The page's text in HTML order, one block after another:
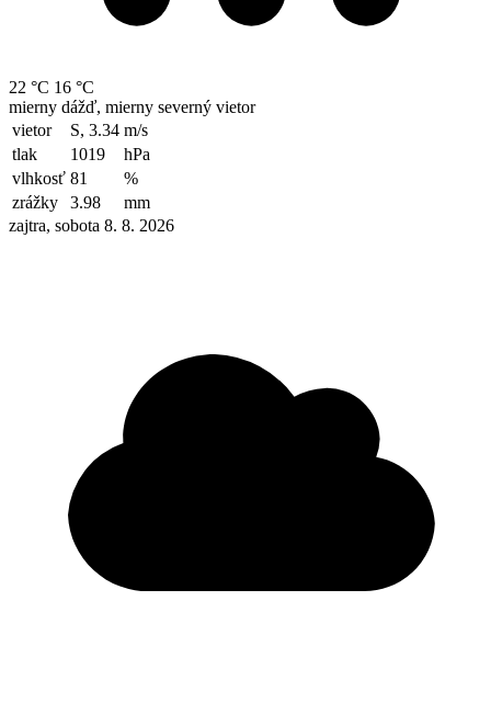
22 °C 16 °C
mierny dážď, mierny severný vietor
vietor
S, 3.34 m/s
tlak
1019
hPa
vlhkosť 81
%
zrážky
3.98
mm
zajtra, sobota 8. 8. 2026